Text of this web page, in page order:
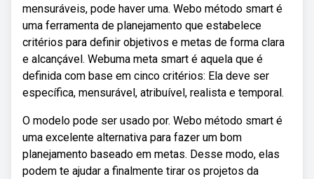
mensuráveis, pode haver uma. Webo método smart é
uma ferramenta de planejamento que estabelece
critérios para definir objetivos e metas de forma clara
e alcançável. Webuma meta smart é aquela que é
definida com base em cinco critérios: Ela deve ser
específica, mensurável, atribuível, realista e temporal.
O modelo pode ser usado por. Webo método smart é
uma excelente alternativa para fazer um bom
planejamento baseado em metas. Desse modo, elas
podem te ajudar a finalmente tirar os projetos da